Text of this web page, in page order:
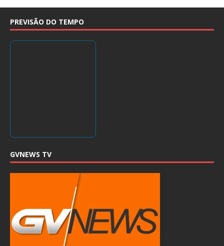
PREVISÃO DO TEMPO
GVNEWS TV